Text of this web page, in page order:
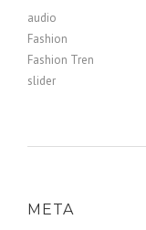
audio
Fashion
Fashion Tren
slider
META